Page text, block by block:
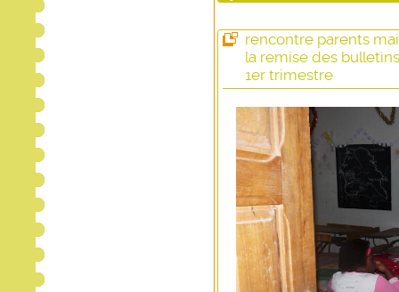
rencontre parents
la remise des
1er trimestre